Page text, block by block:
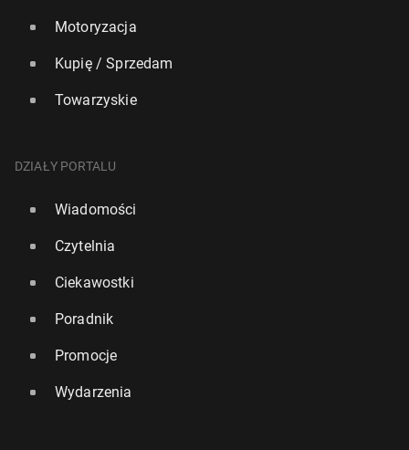
Motoryzacja
Kupię / Sprzedam
Towarzyskie
DZIAŁY PORTALU
Wiadomości
Czytelnia
Ciekawostki
Poradnik
Promocje
Wydarzenia